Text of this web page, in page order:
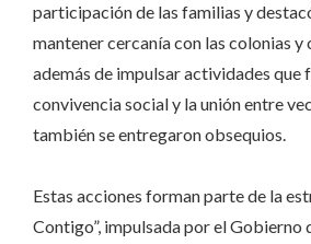
participación de las familias y
mantener cercanía con las colonias y
además de impulsar actividades que
convivencia social y la unión entre
también se entregaron obsequios.
Estas acciones forman parte de la
Contigo”, impulsada por el Gobierno